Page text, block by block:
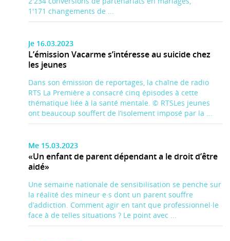
1'171 changements de ...
Je 16.03.2023
L’émission Vacarme s’intéresse au suicide chez
les jeunes
Dans son émission de reportages, la chaîne de radio
RTS La Première a consacré cinq épisodes à cette
thématique liée à la santé mentale. © RTSLes jeunes
ont beaucoup souffert de l’isolement imposé par la ...
Me 15.03.2023
«Un enfant de parent dépendant a le droit d’être
aidé»
Une semaine nationale de sensibilisation se penche sur
la réalité des mineur·e·s dont un parent souffre
d’addiction. Comment agir en tant que professionnel·le
face à de telles situations ? Le point avec ...